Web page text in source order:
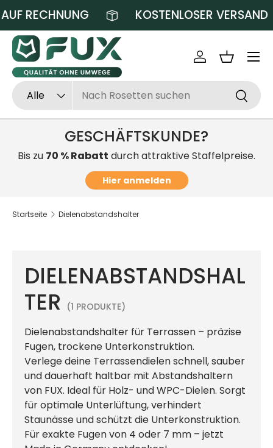
Direkt zum Inhalt
RECHNUNG KOSTENLOSER VERSAND
Suchen
Art
Alle Suchen
Einloggen
GESCHÄFTSKUNDE?
Bis zu 70 % Rabatt durch attraktive Staffelpreise.
Hier anmelden
Startseite Dielenabstandshalter
DIELENABSTANDSHAL
TER (1 PRODUKTE)
Dielenabstandshalter für Terrassen – präzise
Fugen, trockene Unterkonstruktion.
Verlege deine Terrassendielen schnell, sauber
und dauerhaft haltbar mit Abstandshaltern
von FUX. Ideal für Holz- und WPC-Dielen. Sorgt
für optimale Unterlüftung, verhindert
Staunässe und schützt die Unterkonstruktion.
Für exakte Fugen von 4 oder 7 mm – jetzt